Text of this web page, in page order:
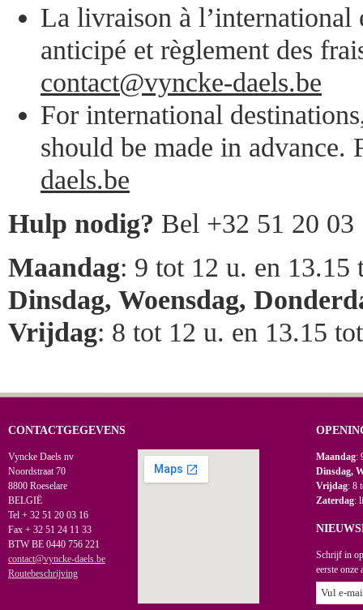
La livraison à l’international
anticipé et règlement des
contact@vyncke-daels.be
For international
should be made in advance.
daels.be
Hulp nodig? Bel +32 51 20 03
Maandag: 9 tot 12 u. en 13.15
Dinsdag, Woensdag,
Vrijdag: 8 tot 12 u. en 13.15
CONTACTGEGEVENS
Vyncke Daels nv
Noordstraat 70
8800 Roeselare
BELGIË
Tel + 32 51 20 03 16
Fax + 32 51 24 11 33
BTW BE 0440 756 221
contact@vyncke-daels.be
Routebeschrijving
Maandag:
Dinsdag,
Vrijdag: 8
Zaterdag:
Schrijf in
eerste onze